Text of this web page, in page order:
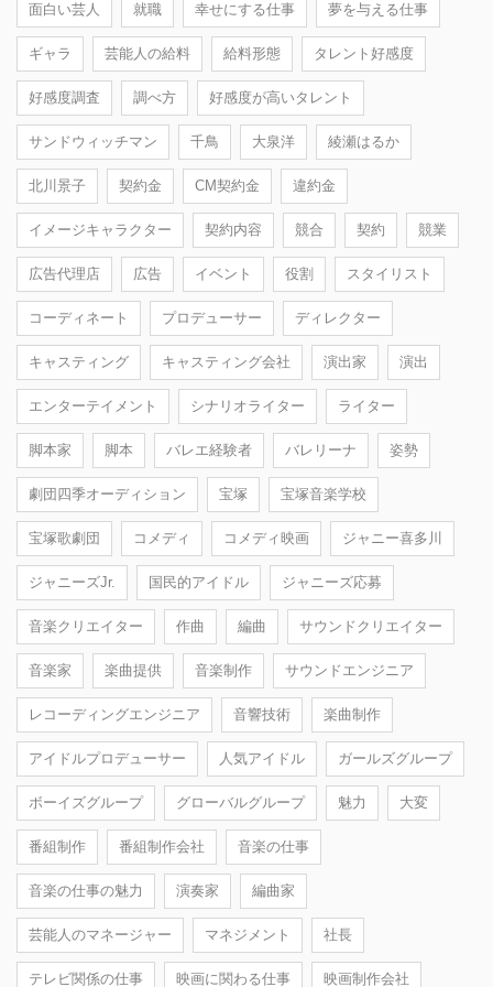
面白い芸人 就職 幸せにする仕事 夢を与える仕事
ギャラ 芸能人の給料 給料形態 タレント好感度
好感度調査 調べ方 好感度が高いタレント
サンドウィッチマン 千鳥 大泉洋 綾瀬はるか
北川景子 契約金 CM契約金 違約金
イメージキャラクター 契約内容 競合 契約 競業
広告代理店 広告 イベント 役割 スタイリスト
コーディネート プロデューサー ディレクター
キャスティング キャスティング会社 演出家 演出
エンターテイメント シナリオライター ライター
脚本家 脚本 バレエ経験者 バレリーナ 姿勢
劇団四季オーディション 宝塚 宝塚音楽学校
宝塚歌劇団 コメディ コメディ映画 ジャニー喜多川
ジャニーズJr. 国民的アイドル ジャニーズ応募
音楽クリエイター 作曲 編曲 サウンドクリエイター
音楽家 楽曲提供 音楽制作 サウンドエンジニア
レコーディングエンジニア 音響技術 楽曲制作
アイドルプロデューサー 人気アイドル ガールズグループ
ボーイズグループ グローバルグループ 魅力 大変
番組制作 番組制作会社 音楽の仕事
音楽の仕事の魅力 演奏家 編曲家
芸能人のマネージャー マネジメント 社長
テレビ関係の仕事 映画に関わる仕事 映画制作会社